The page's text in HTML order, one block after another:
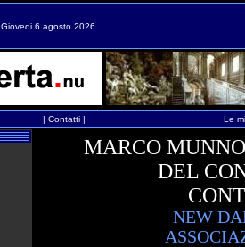
Giovedi 6 agosto 2026
| Contatti| Le
MARCO
DEL
NEW